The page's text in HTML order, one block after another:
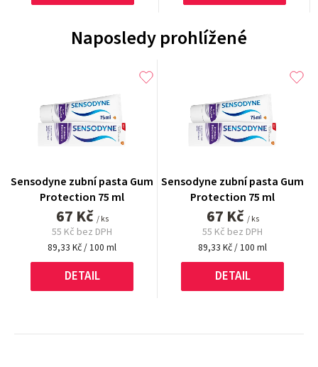
Naposledy prohlížené
Sensodyne zubní pasta Gum
Protection 75 ml
67 Kč / ks
55 Kč bez DPH
Měrná
cena:
89,33 Kč / 100 ml
DETAIL
Sensodyne zubní pasta Gum
Protection 75 ml
67 Kč / ks
55 Kč bez DPH
Měrná
cena:
89,33 Kč / 100 ml
DETAIL